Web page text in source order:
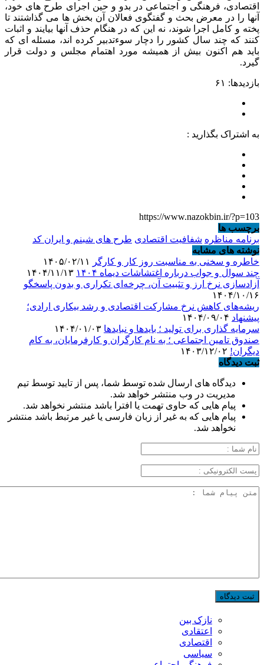
اقتصادی، فرهنگی و اجتماعی در بدو و حین اجرای طرح های خود،
آنها را در معرض بحث و گفتگوی فعالان آن بخش ها می گذاشتند تا
پخته و کامل اجرا شوند، نه این که در هنگام حذف آنها بیایند و اثبات
کنند که چند سال کشور را دچار سوءتدبیر کرده اند، مسئله ای که
باید هم اکنون بیش از همیشه مورد اهتمام مجلس و دولت قرار
گیرد.
بازدیدها: ۶۱
به اشتراک بگذارید :
https://www.nazokbin.ir/?p=103
برچسب ها
برنامه مناظره شفافیت اقتصادی طرح های شبنم و ایران کد
نوشته های مشابه
خاطره و سخنی به مناسبت روز کار و کارگر
چند سوال و جواب درباره اغتشاشات دیماه ۱۴۰۴
آزادسازی نرخ ارز و تثبیت آن، چرخه‌ای تکراری و بدون پاسخگو
۱۴۰۴/۱۰/۱۶
ریشه‌های کاهش نرخ مشارکت اقتصادی و رشد بیکاری ارادی؛
پیشنهاد
سرمایه گذاری برای تولید ؛ بایدها و نبایدها
صندوق تامین اجتماعی ؛ به نام کارگران و کارفرمایان، به کام
دیگران!
ثبت دیدگاه
دیدگاه های ارسال شده توسط شما، پس از تایید توسط تیم
مدیریت در وب منتشر خواهد شد.
پیام هایی که حاوی تهمت یا افترا باشد منتشر نخواهد شد.
پیام هایی که به غیر از زبان فارسی یا غیر مرتبط باشد منتشر
نخواهد شد.
نازک بین
اعتقادی
اقتصادی
سیاسی